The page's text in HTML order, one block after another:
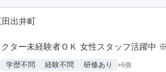
出井町
ター未経験者ＯＫ 女性スタッフ活躍中 ※
学歴不問 経験不問 研修あり +6個